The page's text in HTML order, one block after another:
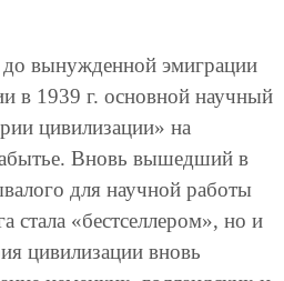
вынужденной эмиграции
в 1939 г. основной научный
цивилизации» на
Вновь вышедший в
для научной работы
стала «бестселлером», но и
цивилизации вновь